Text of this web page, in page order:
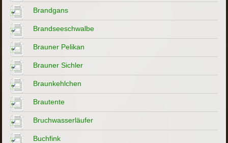
Brandgans
Brandseeschwalbe
Brauner Pelikan
Brauner Sichler
Braunkehlchen
Brautente
Bruchwasserläufer
Buchfink